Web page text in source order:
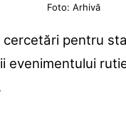
Foto: Arhivă
pentru
evenimentului